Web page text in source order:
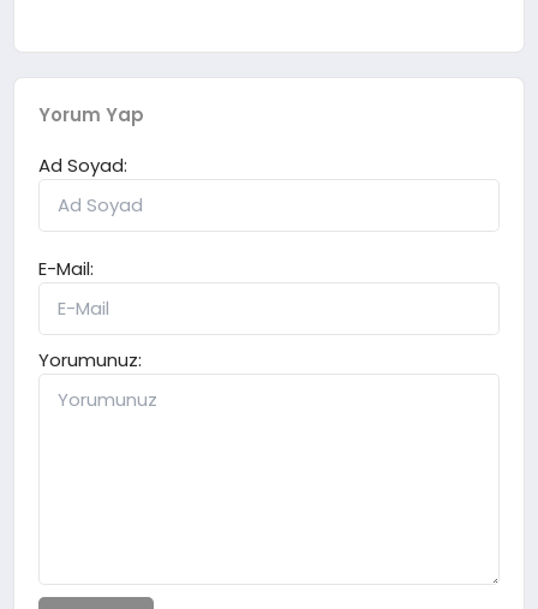
Yorum Yap
Ad Soyad:
E-Mail:
Yorumunuz: